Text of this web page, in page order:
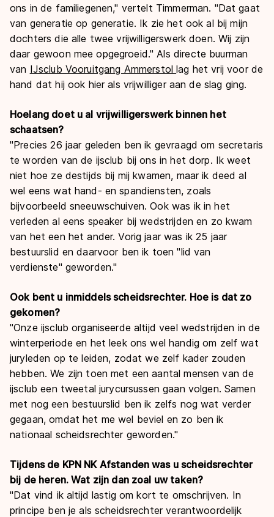
ons in de familiegenen," vertelt Timmerman. "Dat gaat
van generatie op generatie. Ik zie het ook al bij mijn
dochters die alle twee vrijwilligerswerk doen. Wij zijn
daar gewoon mee opgegroeid." Als directe buurman
van IJsclub Vooruitgang Ammerstollag het vrij voor de
hand dat hij ook hier als vrijwilliger aan de slag ging.
Hoelang doet u al vrijwilligerswerk binnen het
schaatsen?
"Precies 26 jaar geleden ben ik gevraagd om secretaris
te worden van de ijsclub bij ons in het dorp. Ik weet
niet hoe ze destijds bij mij kwamen, maar ik deed al
wel eens wat hand- en spandiensten, zoals
bijvoorbeeld sneeuwschuiven. Ook was ik in het
verleden al eens speaker bij wedstrijden en zo kwam
van het een het ander. Vorig jaar was ik 25 jaar
bestuurslid en daarvoor ben ik toen "lid van
verdienste" geworden."
Ook bent u inmiddels scheidsrechter. Hoe is dat zo
gekomen?
"Onze ijsclub organiseerde altijd veel wedstrijden in de
winterperiode en het leek ons wel handig om zelf wat
juryleden op te leiden, zodat we zelf kader zouden
hebben. We zijn toen met een aantal mensen van de
ijsclub een tweetal jurycursussen gaan volgen. Samen
met nog een bestuurslid ben ik zelfs nog wat verder
gegaan, omdat het me wel beviel en zo ben ik
nationaal scheidsrechter geworden."
Tijdens de KPN NK Afstanden was u scheidsrechter
bij de heren. Wat zijn dan zoal uw taken?
"Dat vind ik altijd lastig om kort te omschrijven. In
principe ben je als scheidsrechter verantwoordelijk